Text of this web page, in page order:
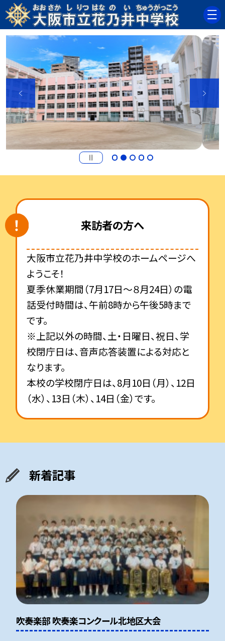
来訪者の方へ
大阪市立花乃井中学校のホームページへ
ようこそ！
夏季休業期間（7月17日～８月24日）の電
話受付時間は、午前8時から午後5時まで
です。
※上記以外の時間、土・日曜日、祝日、学
校閉庁日は、音声応答装置による対応と
なります。
本校の学校閉庁日は、8月10日（月）、12日
（水）、13日（木）、14日（金）です。
新着記事
吹奏楽部 吹奏楽コンクール北地区大会